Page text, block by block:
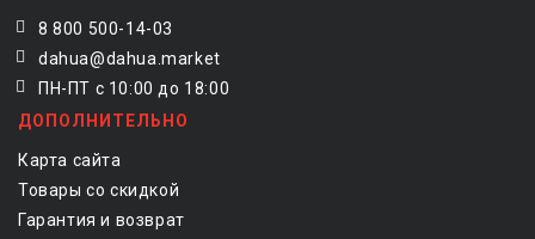
8 800 500-14-03
dahua@dahua.market
ПН-ПТ с 10:00 до 18:00
ДОПОЛНИТЕЛЬНО
Карта сайта
Товары со скидкой
Гарантия и возврат